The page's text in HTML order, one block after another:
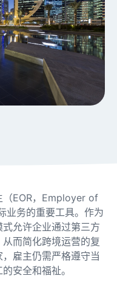
（EOR，Employer of
业务的重要工具。作为
允许企业通过第三方
而简化跨境运营的复
雇主仍需严格遵守当
安全和福祉。